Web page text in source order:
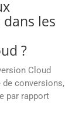
les
?
Cloud
conversions,
par rapport